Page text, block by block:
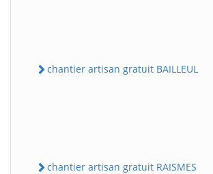
chantier artisan gratuit BAILLEUL
chantier artisan gratuit RAISMES